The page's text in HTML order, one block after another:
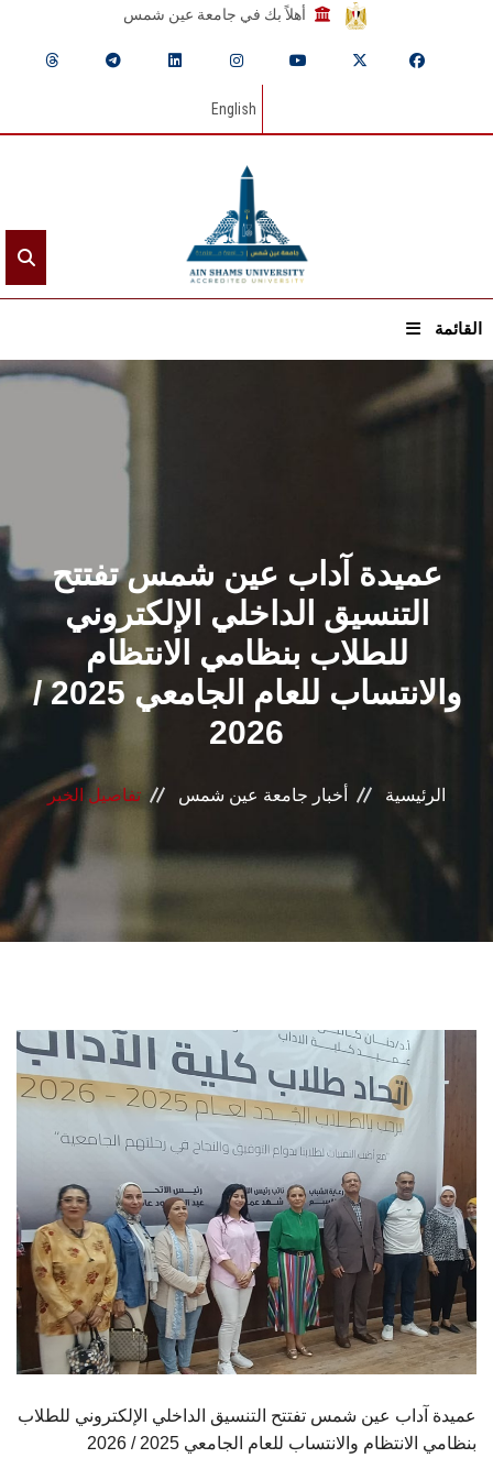
أهلاً بك في جامعة عين شمس
English
القائمة
الشئون الأكاديمية
البحث العلمي
الرعاية الصحية
المراكز والوحدات
الأنظمة الذكية
الإعلام
تواصل معنا
هيئة التدريس
الموظفون
الزائـرون
سجل الان
عميدة آداب عين شمس تفتتح
التنسيق الداخلي الإلكتروني
للطلاب بنظامي الانتظام
والانتساب للعام الجامعي 2025 /
2026
الرئيسية أخبار جامعة عين شمس تفاصيل الخبر
عميدة آداب عين شمس تفتتح التنسيق الداخلي الإلكتروني للطلاب
بنظامي الانتظام والانتساب للعام الجامعي 2025 / 2026